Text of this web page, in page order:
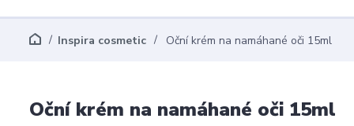
Inspira cosmetic Oční krém na namáhané oči 15ml
Oční krém na namáhané oči 15ml